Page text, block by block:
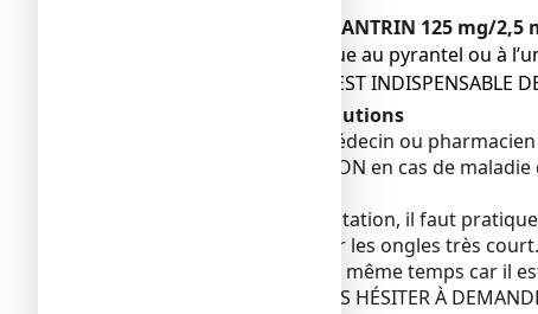
Ne prenez jamais COMBANTRIN 125 mg/
● si vous êtes allergique au pyrantel ou à
EN CAS DE DOUTE, IL EST INDISPENSABLE
Avertissements et précautions
Adressez-vous à votre médecin ou
A utiliser AVEC PRECAUTION en cas de
Pour empêcher la réinfestation, il faut
jour. Chez l’enfant, couper les ongles très
membres de la famille en même temps car il
EN CAS DE DOUTE, NE PAS HÉSITER À